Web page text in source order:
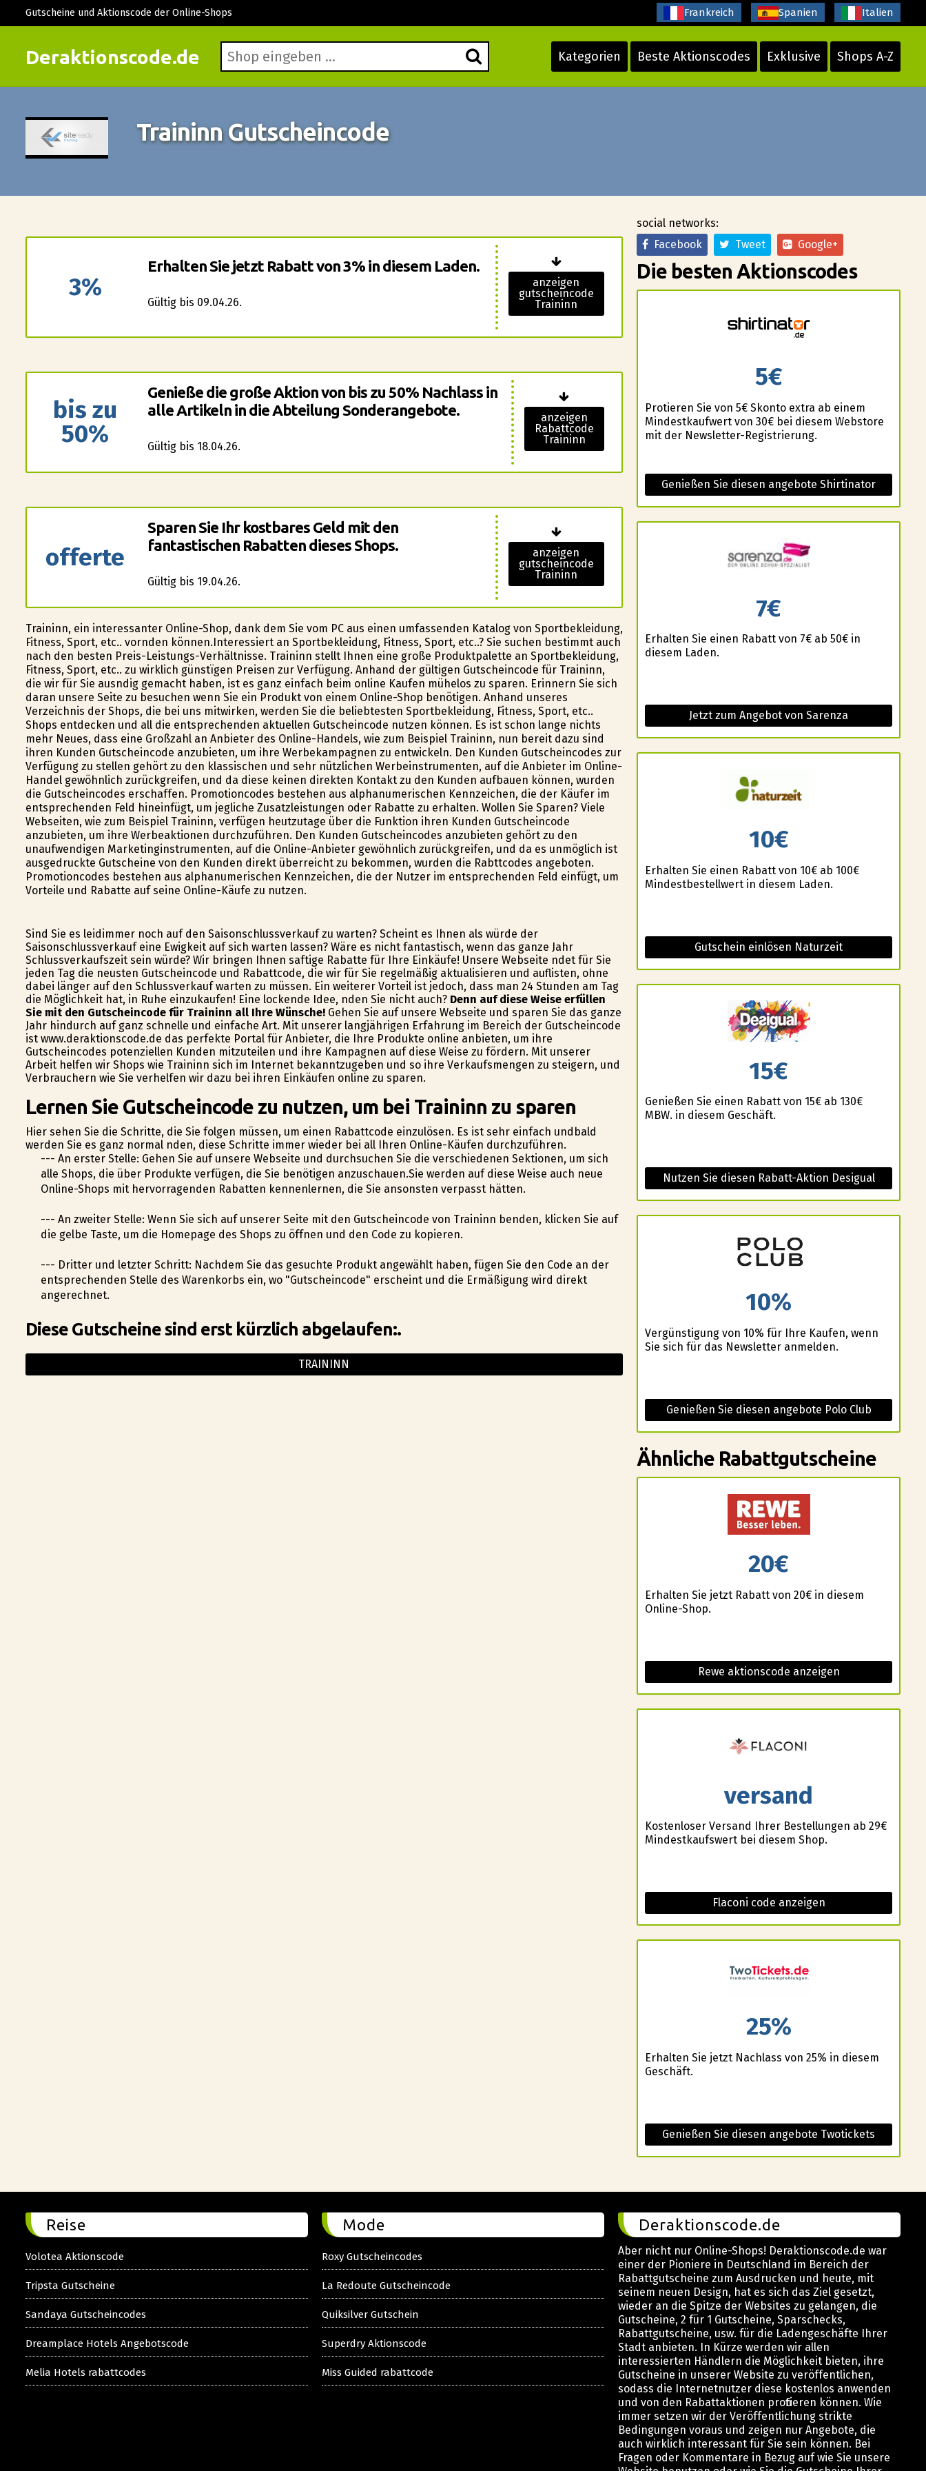
Deraktionscode.de Kategorien Beste Aktionscodes Exklusive Shops A-Z
Gutscheine und Aktionscode der Online-Shops Frankreich Spanien Italien
Traininn Gutscheincode
3%
Erhalten Sie jetzt Rabatt von 3% in diesem Laden.
Gültig bis 09.04.26.
anzeigen
gutscheincode
Traininn
bis zu
50%
Genieße die große Aktion von bis zu 50% Nachlass in
alle Artikeln in die Abteilung Sonderangebote.
Gültig bis 18.04.26.
anzeigen
Rabattcode
Traininn
offerte
Sparen Sie Ihr kostbares Geld mit den
fantastischen Rabatten dieses Shops.
Gültig bis 19.04.26.
anzeigen
gutscheincode
Traininn
Traininn, ein interessanter Online-Shop, dank dem Sie vom PC aus einen umfassenden Katalog von Sportbekleidung,
Fitness, Sport, etc.. vorfinden können.Interessiert an Sportbekleidung, Fitness, Sport, etc..? Sie suchen bestimmt auch
nach den besten Preis-Leistungs-Verhältnisse. Traininn stellt Ihnen eine große Produktpalette an Sportbekleidung,
Fitness, Sport, etc.. zu wirklich günstïgen Preisen zur Verfügung. Anhand der gültigen Gutscheincode für Traininn,
die wir für Sie ausfindig gemacht haben, ist es ganz einfach beim online Kaufen mühelos zu sparen. Erinnern Sie sich
daran unsere Seite zu besuchen wenn Sie ein Produkt von einem Online-Shop benötigen. Anhand unseres
Verzeichnis der Shops, die bei uns mitwirken, werden Sie die beliebtesten Sportbekleidung, Fitness, Sport, etc..
Shops entdecken und all die entsprechenden aktuellen Gutscheincode nutzen können. Es ist schon lange nichts
mehr Neues, dass eine Großzahl an Anbieter des Online-Handels, wie zum Beispiel Traininn, nun bereit dazu sind
ihren Kunden Gutscheincode anzubieten, um ihre Werbekampagnen zu entwickeln. Den Kunden Gutscheincodes zur
Verfügung zu stellen gehört zu den klassischen und sehr nützlichen Werbeinstrumenten, auf die Anbieter im Online-
Handel gewöhnlich zurückgreifen, und da diese keinen direkten Kontakt zu den Kunden aufbauen können, wurden
die Gutscheincodes erschaffen. Promotioncodes bestehen aus alphanumerischen Kennzeichen, die der Käufer im
entsprechenden Feld hineinfügt, um jegliche Zusatzleistungen oder Rabatte zu erhalten. Wollen Sie Sparen? Viele
Webseiten, wie zum Beispiel Traininn, verfügen heutzutage über die Funktion ihren Kunden Gutscheincode
anzubieten, um ihre Werbeaktionen durchzuführen. Den Kunden Gutscheincodes anzubieten gehört zu den
unaufwendigen Marketinginstrumenten, auf die Online-Anbieter gewöhnlich zurückgreifen, und da es unmöglich ist
ausgedruckte Gutscheine von den Kunden direkt überreicht zu bekommen, wurden die Rabttcodes angeboten.
Promotioncodes bestehen aus alphanumerischen Kennzeichen, die der Nutzer im entsprechenden Feld einfügt, um
Vorteile und Rabatte auf seine Online-Käufe zu nutzen.
Sind Sie es leidimmer noch auf den Saisonschlussverkauf zu warten? Scheint es Ihnen als würde der
Saisonschlussverkauf eine Ewigkeit auf sich warten lassen? Wäre es nicht fantastisch, wenn das ganze Jahr
Schlussverkaufszeit sein würde? Wir bringen Ihnen saftige Rabatte für Ihre Einkäufe! Unsere Webseite findet für Sie
jeden Tag die neusten Gutscheincode und Rabattcode, die wir für Sie regelmäßig aktualisieren und auflisten, ohne
dabei länger auf den Schlussverkauf warten zu müssen. Ein weiterer Vorteil ist jedoch, dass man 24 Stunden am Tag
die Möglichkeit hat, in Ruhe einzukaufen! Eine lockende Idee, finden Sie nicht auch? Denn auf diese Weise erfüllen
Sie mit den Gutscheincode für Traininn all Ihre Wünsche!Gehen Sie auf unsere Webseite und sparen Sie das ganze
Jahr hindurch auf ganz schnelle und einfache Art. Mit unserer langjährigen Erfahrung im Bereich der Gutscheincode
ist www.deraktionscode.de das perfekte Portal für Anbieter, die Ihre Produkte online anbieten, um ihre
Gutscheincodes potenziellen Kunden mitzuteilen und ihre Kampagnen auf diese Weise zu fördern. Mit unserer
Arbeit helfen wir Shops wie Traininn sich im Internet bekanntzugeben und so ihre Verkaufsmengen zu steigern, und
Verbrauchern wie Sie verhelfen wir dazu bei ihren Einkäufen online zu sparen.
Lernen Sie Gutscheincode zu nutzen, um bei Traininn zu sparen
Hier sehen Sie die Schritte, die Sie folgen müssen, um einen Rabattcode einzulösen. Es ist sehr einfach undbald
werden Sie es ganz normal finden, diese Schritte immer wieder bei all Ihren Online-Käufen durchzuführen.
--- An erster Stelle: Gehen Sie auf unsere Webseite und durchsuchen Sie die verschiedenen Sektionen, um sich
alle Shops, die über Produkte verfügen, die Sie benötigen anzuschauen.Sie werden auf diese Weise auch neue
Online-Shops mit hervorragenden Rabatten kennenlernen, die Sie ansonsten verpasst hätten.
--- An zweiter Stelle: Wenn Sie sich auf unserer Seite mit den Gutscheincode von Traininn befinden, klicken Sie auf
die gelbe Taste, um die Homepage des Shops zu öffnen und den Code zu kopieren.
--- Dritter und letzter Schritt: Nachdem Sie das gesuchte Produkt angewählt haben, fügen Sie den Code an der
entsprechenden Stelle des Warenkorbs ein, wo "Gutscheincode" erscheint und die Ermäßigung wird direkt
angerechnet.
Diese Gutscheine sind erst kürzlich abgelaufen:.
TRAININN
social networks:
Facebook
Tweet Google+
Die besten Aktionscodes
5€
Profitieren Sie von 5€ Skonto extra ab einem
Mindestkaufwert von 30€ bei diesem Webstore
mit der Newsletter-Registrierung.
Genießen Sie diesen angebote Shirtinator
7€
Erhalten Sie einen Rabatt von 7€ ab 50€ in
diesem Laden.
Jetzt zum Angebot von Sarenza
10€
Erhalten Sie einen Rabatt von 10€ ab 100€
Mindestbestellwert in diesem Laden.
Gutschein einlösen Naturzeit
15€
Genießen Sie einen Rabatt von 15€ ab 130€
MBW. in diesem Geschäft.
Nutzen Sie diesen Rabatt-Aktion Desigual
10%
Vergünstigung von 10% für Ihre Kaufen, wenn
Sie sich für das Newsletter anmelden.
Genießen Sie diesen angebote Polo Club
Ähnliche Rabattgutscheine
20€
Erhalten Sie jetzt Rabatt von 20€ in diesem
Online-Shop.
Rewe aktionscode anzeigen
versand
Kostenloser Versand Ihrer Bestellungen ab 29€
Mindestkaufswert bei diesem Shop.
Flaconi code anzeigen
25%
Erhalten Sie jetzt Nachlass von 25% in diesem
Geschäft.
Genießen Sie diesen angebote Twotickets
Reise
Volotea Aktionscode
Tripsta Gutscheine
Sandaya Gutscheincodes
Dreamplace Hotels Angebotscode
Melia Hotels rabattcodes
Mode
Roxy Gutscheincodes
La Redoute Gutscheincode
Quiksilver Gutschein
Superdry Aktionscode
Miss Guided rabattcode
Deraktionscode.de
Aber nicht nur Online-Shops! Deraktionscode.de war
einer der Pioniere in Deutschland im Bereich der
Rabattgutscheine zum Ausdrucken und heute, mit
seinem neuen Design, hat es sich das Ziel gesetzt,
wieder an die Spitze der Websites zu gelangen, die
Gutscheine, 2 für 1 Gutscheine, Sparschecks,
Rabattgutscheine, usw. für die Ladengeschäfte Ihrer
Stadt anbieten. In Kürze werden wir allen
interessierten Händlern die Möglichkeit bieten, ihre
Gutscheine in unserer Website zu veröffentlichen,
sodass die Internetnutzer diese kostenlos anwenden
und von den Rabattaktionen profitieren können. Wie
immer setzen wir der Veröffentlichung strikte
Bedingungen voraus und zeigen nur Angebote, die
auch wirklich interessant für Sie sein können. Bei
Fragen oder Kommentare in Bezug auf wie Sie unsere